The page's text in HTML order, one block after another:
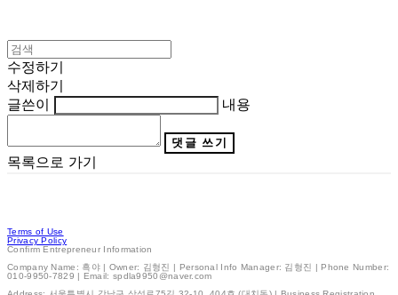
수정하기
삭제하기
글쓴이
내용
댓글 쓰기
목록으로 가기
Terms of Use
Privacy Policy
Confirm Entrepreneur Information
Company Name: 흑야 | Owner: 김형진 | Personal Info Manager: 김형진 | Phone Number:
010-9950-7829 | Email: spdla9950@naver.com